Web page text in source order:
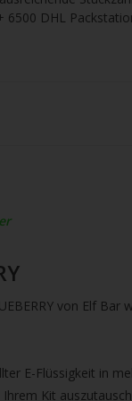
6500 DHL
von Elf Bar
E-Flüssigkeit in
Kit